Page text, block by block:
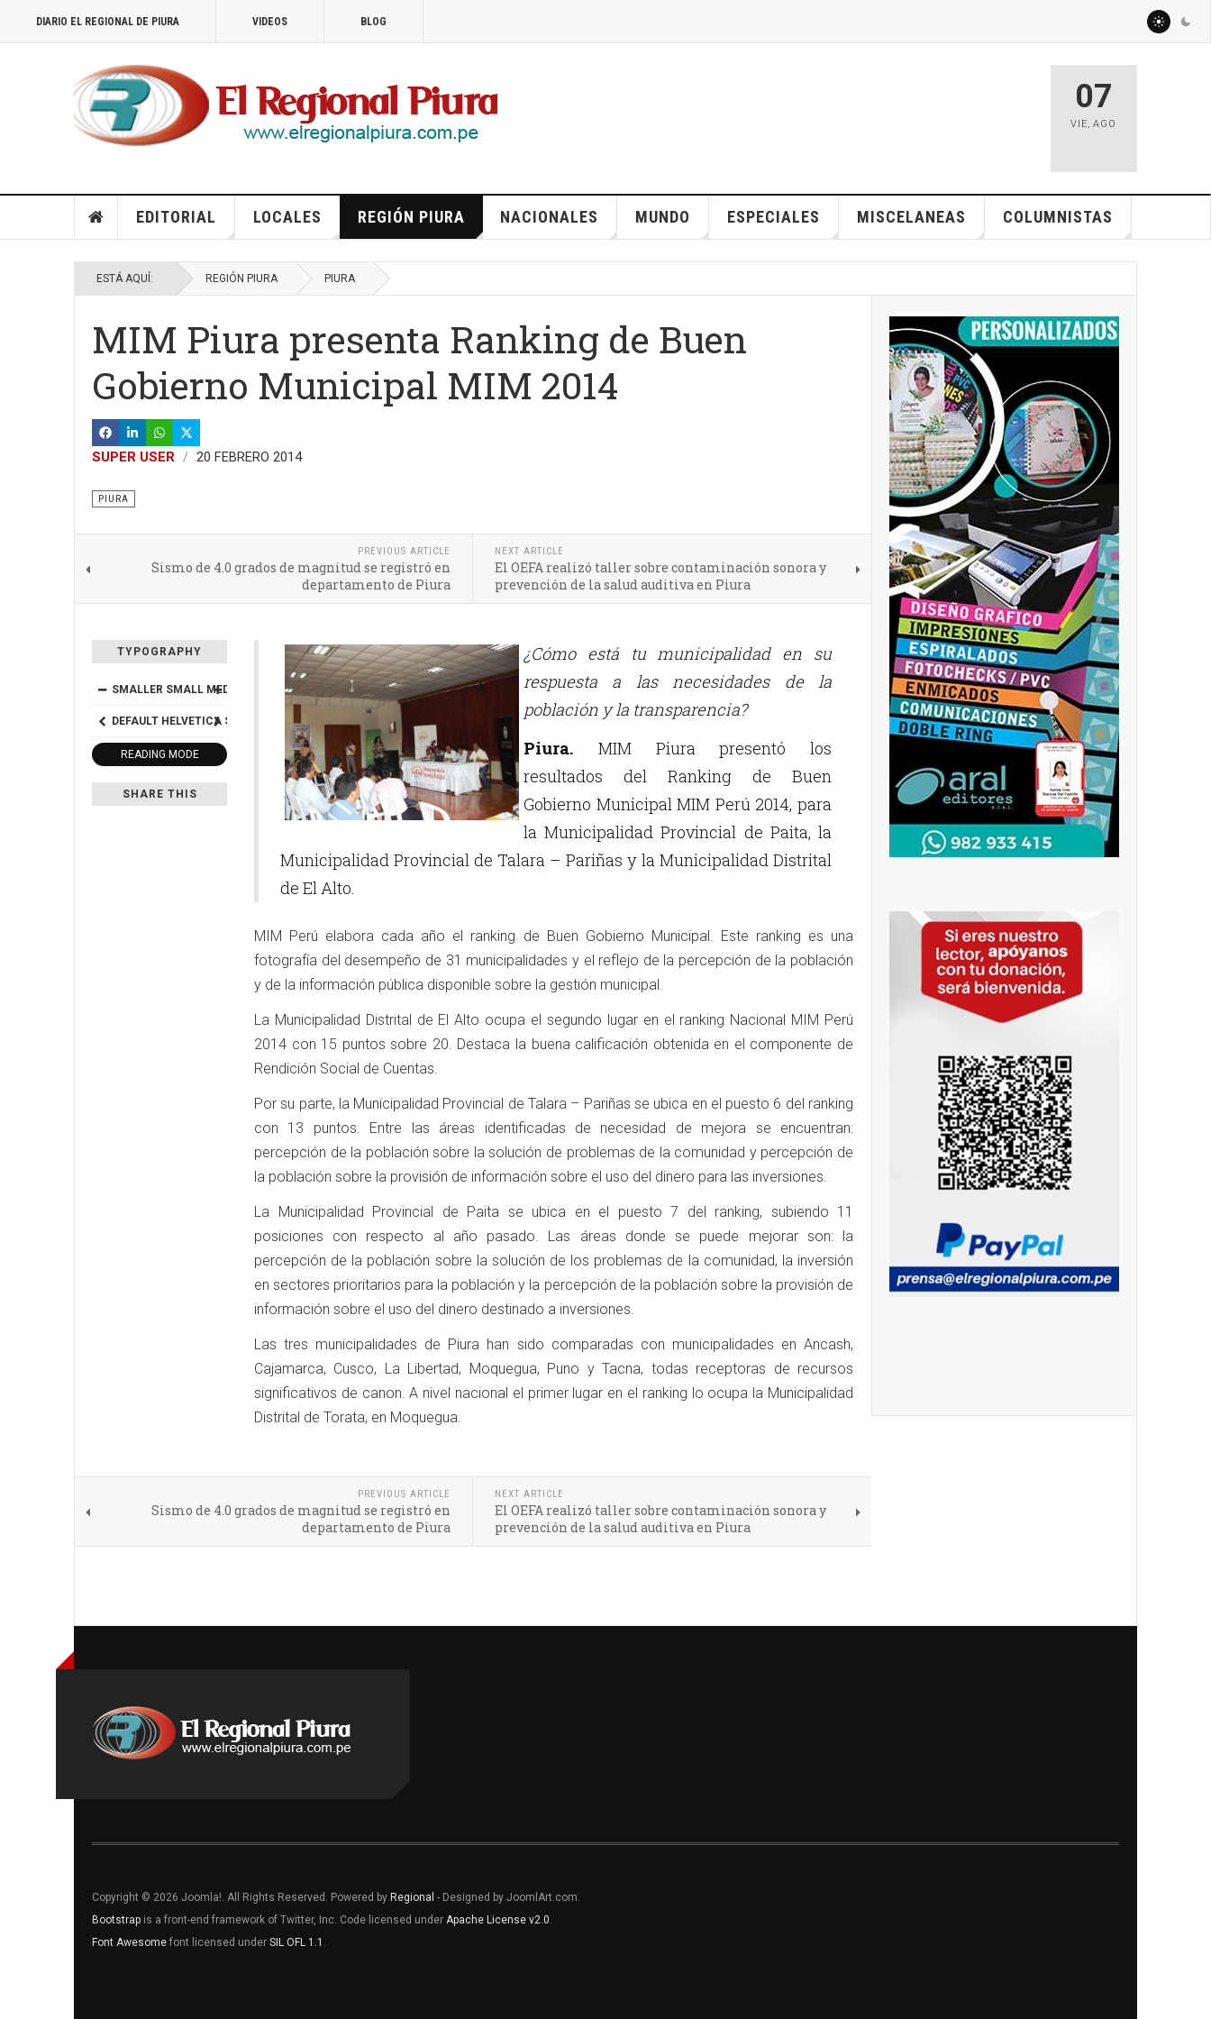
DIARIO EL REGIONAL DE PIURA VIDEOS BLOG
07
VIE,AGO
EDITORIAL LOCALES REGIÓN PIURA NACIONALES MUNDO ESPECIALES MISCELANEAS COLUMNISTAS
ESTÁ AQUÍ: REGIÓN PIURA PIURA
MIM Piura presenta Ranking de Buen
Gobierno Municipal MIM 2014
SUPER USER 20 FEBRERO 2014
PIURA
PREVIOUS ARTICLE
Sismo de 4.0 grados de magnitud se registró en
departamento de Piura
NEXT ARTICLE
El OEFA realizó taller sobre contaminación sonora y
prevención de la salud auditiva en Piura
TYPOGRAPHY
SMALLER SMALL MEDIUM BIGGER
DEFAULT HELVETICA SEGOE GEORGIA TIMES
READING MODE
SHARE THIS
¿Cómo está tu municipalidad en su
respuesta a las necesidades de la
población y la transparencia?
Piura. MIM Piura presentó los
resultados del Ranking de Buen
Gobierno Municipal MIM Perú 2014, para
la Municipalidad Provincial de Paita, la
Municipalidad Provincial de Talara – Pariñas y la Municipalidad Distrital
de El Alto.
MIM Perú elabora cada año el ranking de Buen Gobierno Municipal. Este ranking es una
fotografía del desempeño de 31 municipalidades y el reflejo de la percepción de la población
y de la información pública disponible sobre la gestión municipal.
La Municipalidad Distrital de El Alto ocupa el segundo lugar en el ranking Nacional MIM Perú
2014 con 15 puntos sobre 20. Destaca la buena calificación obtenida en el componente de
Rendición Social de Cuentas.
Por su parte, la Municipalidad Provincial de Talara – Pariñas se ubica en el puesto 6 del ranking
con 13 puntos. Entre las áreas identificadas de necesidad de mejora se encuentran:
percepción de la población sobre la solución de problemas de la comunidad y percepción de
la población sobre la provisión de información sobre el uso del dinero para las inversiones.
La Municipalidad Provincial de Paita se ubica en el puesto 7 del ranking, subiendo 11
posiciones con respecto al año pasado. Las áreas donde se puede mejorar son: la
percepción de la población sobre la solución de los problemas de la comunidad, la inversión
en sectores prioritarios para la población y la percepción de la población sobre la provisión de
información sobre el uso del dinero destinado a inversiones.
Las tres municipalidades de Piura han sido comparadas con municipalidades en Ancash,
Cajamarca, Cusco, La Libertad, Moquegua, Puno y Tacna, todas receptoras de recursos
significativos de canon. A nivel nacional el primer lugar en el ranking lo ocupa la Municipalidad
Distrital de Torata, en Moquegua.
PREVIOUS ARTICLE
Sismo de 4.0 grados de magnitud se registró en
departamento de Piura
NEXT ARTICLE
El OEFA realizó taller sobre contaminación sonora y
prevención de la salud auditiva en Piura
Copyright © 2026 Joomla!. All Rights Reserved. Powered by Regional - Designed by JoomlArt.com.
Bootstrap is a front-end framework of Twitter, Inc. Code licensed under Apache License v2.0.
Font Awesome font licensed under SIL OFL 1.1 .